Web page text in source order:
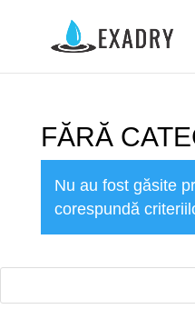
FĂRĂ
Nu au fost găsite
corespundă